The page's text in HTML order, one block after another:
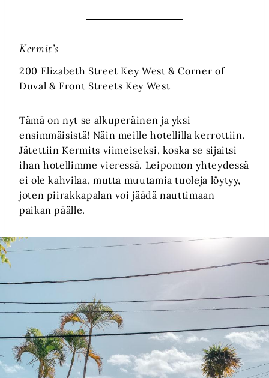
Kermit’s
200 Elizabeth Street Key West & Corner of
Duval & Front Streets Key West
Tämä on nyt se alkuperäinen ja yksi
ensimmäisistä! Näin meille hotellilla kerrottiin.
Jätettiin Kermits viimeiseksi, koska se sijaitsi
ihan hotellimme vieressä. Leipomon yhteydessä
ei ole kahvilaa, mutta muutamia tuoleja löytyy,
joten piirakkapalan voi jäädä nauttimaan
paikan päälle.